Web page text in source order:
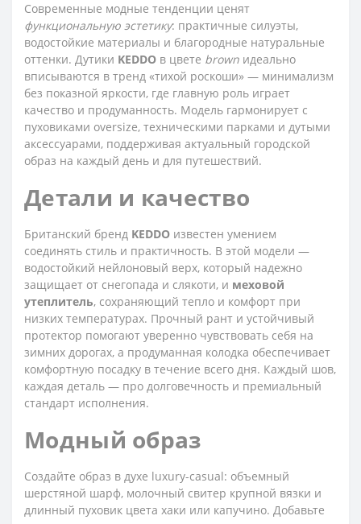
Современные модные тенденции ценят
функциональную эстетику: практичные силуэты,
водостойкие материалы и благородные натуральные
оттенки. Дутики KEDDO в цвете brown идеально
вписываются в тренд «тихой роскоши» — минимализм
без показной яркости, где главную роль играет
качество и продуманность. Модель гармонирует с
пуховиками oversize, техническими парками и дутыми
аксессуарами, поддерживая актуальный городской
образ на каждый день и для путешествий.
Детали и качество
Британский бренд KEDDO известен умением
соединять стиль и практичность. В этой модели —
водостойкий нейлоновый верх, который надежно
защищает от снегопада и слякоти, и меховой
утеплитель, сохраняющий тепло и комфорт при
низких температурах. Прочный рант и устойчивый
протектор помогают уверенно чувствовать себя на
зимних дорогах, а продуманная колодка обеспечивает
комфортную посадку в течение всего дня. Каждый шов,
каждая деталь — про долговечность и премиальный
стандарт исполнения.
Модный образ
Создайте образ в духе luxury-casual: объемный
шерстяной шарф, молочный свитер крупной вязки и
длинный пуховик цвета хаки или капучино. Добавьте